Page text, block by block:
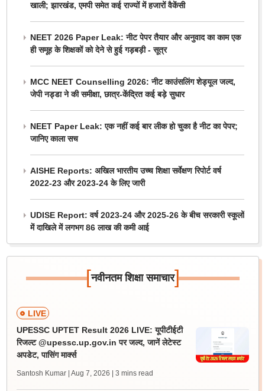
खाली; झारखंड, एमपी समेत कई राज्यों में हजारों वैकेंसी
NEET 2026 Paper Leak: नीट पेपर तैयार और अनुवाद का काम एक
ही समूह के शिक्षकों को देने से हुई गड़बड़ी - सूत्र
MCC NEET Counselling 2026: नीट काउंसलिंग शेड्यूल जल्द,
जेपी नड्डा ने की समीक्षा, छात्र-केंद्रित कई बड़े सुधार
NEET Paper Leak: एक नहीं कई बार लीक हो चुका है नीट का पेपर;
जानिए काला सच
AISHE Reports: अखिल भारतीय उच्च शिक्षा सर्वेक्षण रिपोर्ट वर्ष
2022-23 और 2023-24 के लिए जारी
UDISE Report: वर्ष 2023-24 और 2025-26 के बीच सरकारी स्कूलों
में दाखिले में लगभग 86 लाख की कमी आई
[नवीनतम शिक्षा समाचार]
LIVE
UPESSC UPTET Result 2026 LIVE: यूपीटीईटी
रिजल्ट @upessc.up.gov.in पर जल्द, जानें लेटेस्ट
अपडेट, पासिंग मार्क्स
Santosh Kumar | Aug 7, 2026 | 3 mins read